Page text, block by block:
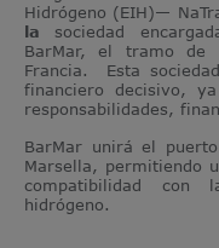
Hidrógeno (EIH)—
la sociedad
BarMar, el tramo de
Francia. Esta
financiero decisivo,
responsabilidades,
BarMar unirá el
Marsella, permitiendo
compatibilidad con
hidrógeno.